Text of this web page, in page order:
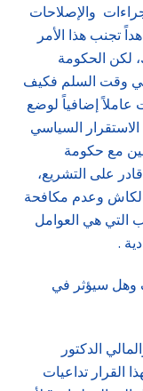
والإصلاحات
تجنب هذا الأمر
لكن الحكومة
في وقت السلم فكيف
إضافياً لوضع
السياسي
مع حكومة
على التشريع،
الكاش وعدم مكافحة
التي هي العوامل
.
وهل سيؤثر في
الدكتور
القرار تداعيات